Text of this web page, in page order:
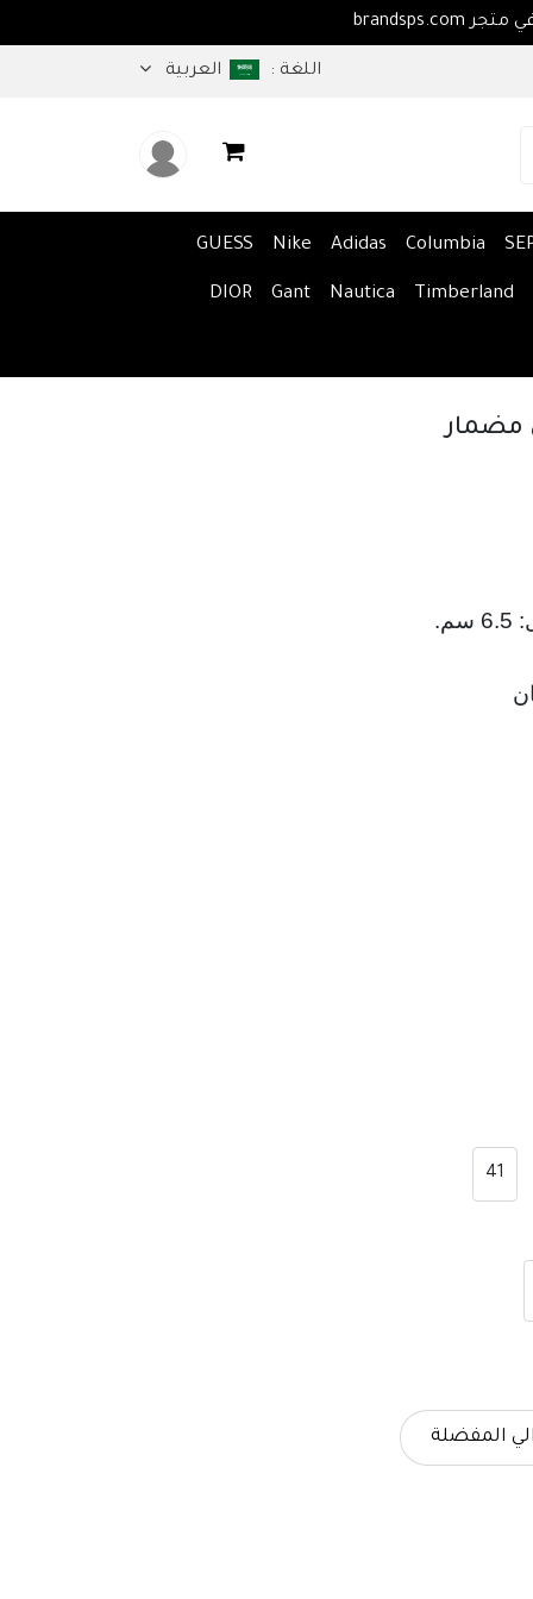
اهلا بكم في متجر brandsps.com
اللغة : العربية
Columbia
Adidas
Nike
GUESS
Timberland
Nautica
Gant
DIOR
41
المفضلة